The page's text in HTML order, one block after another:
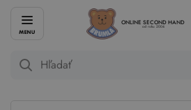
ONLINE SECOND HAND
od roku 2004